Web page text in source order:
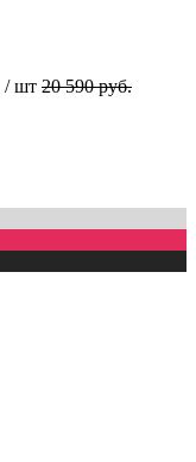
/ шт 20 590 руб.